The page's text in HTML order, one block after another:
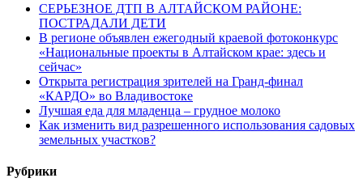
СЕРЬЕЗНОЕ ДТП В АЛТАЙСКОМ РАЙОНЕ:
ПОСТРАДАЛИ ДЕТИ
В регионе объявлен ежегодный краевой фотоконкурс
«Национальные проекты в Алтайском крае: здесь и
сейчас»
Открыта регистрация зрителей на Гранд-финал
«КАРДО» во Владивостоке
Лучшая еда для младенца – грудное молоко
Как изменить вид разрешенного использования садовых
земельных участков?
Рубрики